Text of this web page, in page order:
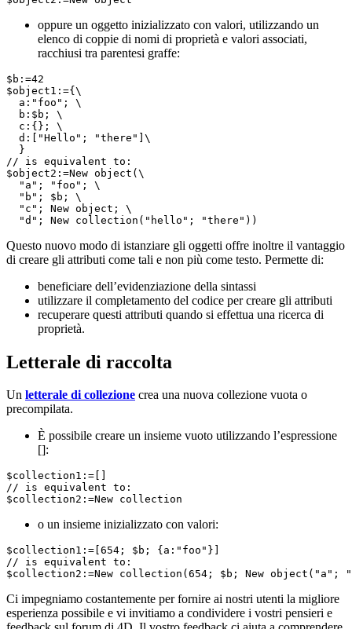
oppure un oggetto inizializzato con valori, utilizzando un
elenco di coppie di nomi di proprietà e valori associati,
racchiusi tra parentesi graffe:
$b:=42
$object1:={\
  a:"foo"; \
  b:$b; \
  c:{}; \
  d:["Hello"; "there"]\
  }
// is equivalent to:
$object2:=New object(\
  "a"; "foo"; \
  "b"; $b; \
  "c"; New object; \
  "d"; New collection("hello"; "there"))
Questo nuovo modo di istanziare gli oggetti offre inoltre il vantaggio
di creare gli attributi come tali e non più come testo. Permette di:
beneficiare dell’evidenziazione della sintassi
utilizzare il completamento del codice per creare gli attributi
recuperare questi attributi quando si effettua una ricerca di
proprietà.
Letterale di raccolta
Un letterale di collezione crea una nuova collezione vuota o
precompilata.
È possibile creare un insieme vuoto utilizzando l’espressione
[]:
$collection1:=[]
// is equivalent to:
$collection2:=New collection
o un insieme inizializzato con valori:
$collection1:=[654; $b; {a:"foo"}]
// is equivalent to:
Ci impegniamo costantemente per fornire ai nostri utenti la migliore
esperienza possibile e vi invitiamo a condividere i vostri pensieri e